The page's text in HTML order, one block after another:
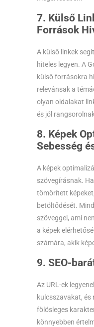
7. Külső
Források
A külső linkek
hiteles legyen. A
külső forrásokra
relevánsak a
olyan oldalakat
és jól
8. Képek
Sebesség
A képek
szövegírásnak.
tömörített
betöltődését.
szöveggel, ami
a képek
számára, akik
9. SEO-
Az URL-ek
kulcsszavakat,
fölösleges
könnyebben